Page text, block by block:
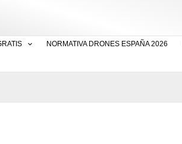
NORMATIVA DRONES ESPAÑA 2026